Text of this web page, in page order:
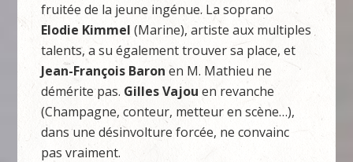
fruitée de la jeune ingénue. La soprano
Elodie Kimmel (Marine), artiste aux multiples
talents, a su également trouver sa place, et
Jean-François Baron en M. Mathieu ne
démérite pas. Gilles Vajou en revanche
(Champagne, conteur, metteur en scène…),
dans une désinvolture forcée, ne convainc
pas vraiment.